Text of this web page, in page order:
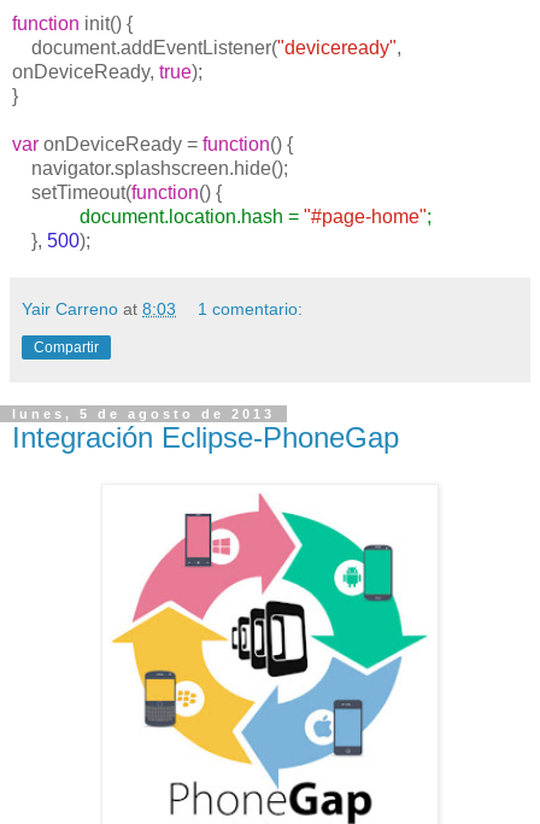
function init() {
document.addEventListener("deviceready",
onDeviceReady, true);
}
var onDeviceReady = function() {
navigator.splashscreen.hide();
setTimeout(function() {
document.location.hash = "#page-home";
}, 500);
Yair Carreno at 8:03 1 comentario:
Compartir
lunes, 5 de agosto de 2013
Integración Eclipse-PhoneGap